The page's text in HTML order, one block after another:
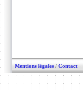
Mentions légales / Contact